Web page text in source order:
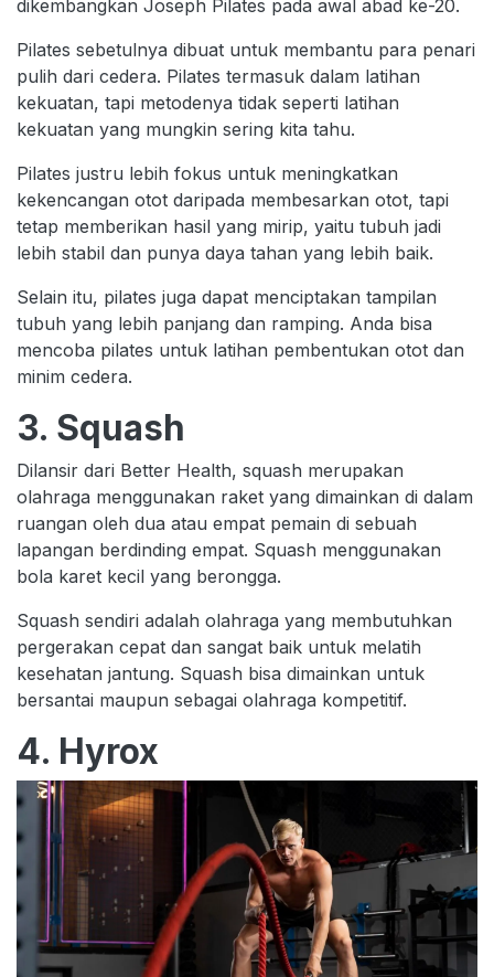
dikembangkan Joseph Pilates pada awal abad ke-20.
Pilates sebetulnya dibuat untuk membantu para penari
pulih dari cedera. Pilates termasuk dalam latihan
kekuatan, tapi metodenya tidak seperti latihan
kekuatan yang mungkin sering kita tahu.
Pilates justru lebih fokus untuk meningkatkan
kekencangan otot daripada membesarkan otot, tapi
tetap memberikan hasil yang mirip, yaitu tubuh jadi
lebih stabil dan punya daya tahan yang lebih baik.
Selain itu, pilates juga dapat menciptakan tampilan
tubuh yang lebih panjang dan ramping. Anda bisa
mencoba pilates untuk latihan pembentukan otot dan
minim cedera.
3. Squash
Dilansir dari Better Health, squash merupakan
olahraga menggunakan raket yang dimainkan di dalam
ruangan oleh dua atau empat pemain di sebuah
lapangan berdinding empat. Squash menggunakan
bola karet kecil yang berongga.
Squash sendiri adalah olahraga yang membutuhkan
pergerakan cepat dan sangat baik untuk melatih
kesehatan jantung. Squash bisa dimainkan untuk
bersantai maupun sebagai olahraga kompetitif.
4. Hyrox